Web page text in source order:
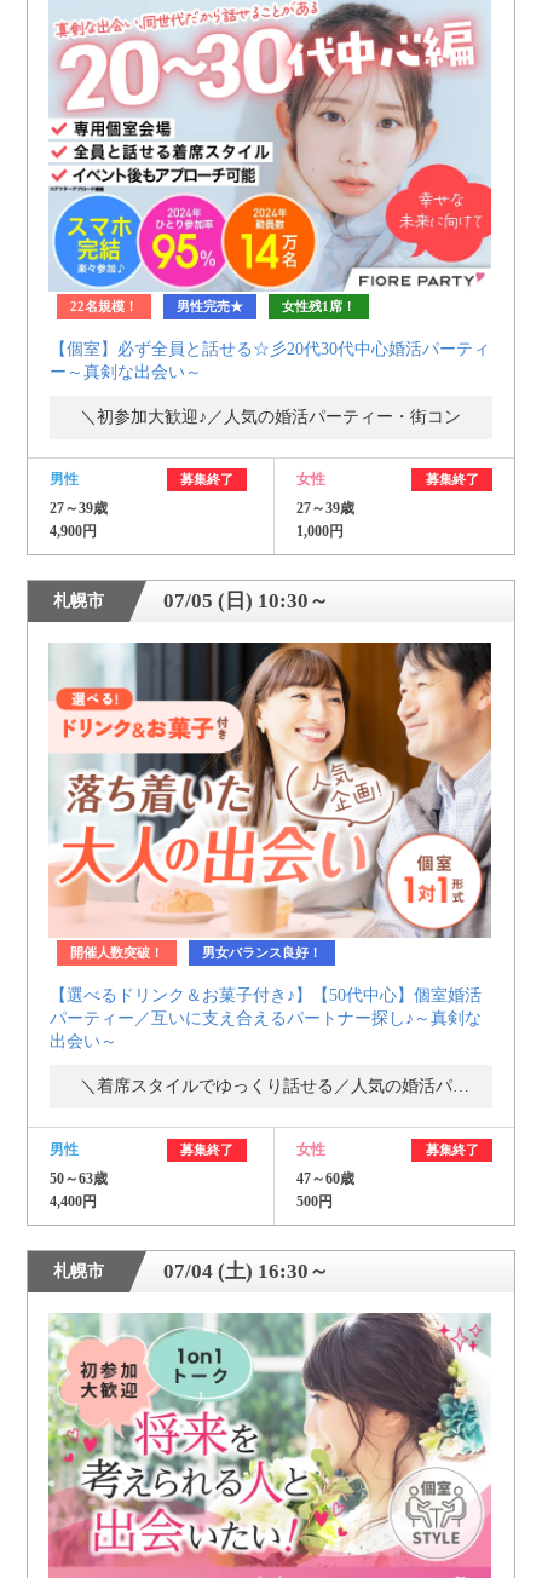
22名規模！ 男性完売★ 女性残1席！
【個室】必ず全員と話せる☆彡20代30代中心婚活パーティ
ー～真剣な出会い～
＼初参加大歓迎♪／人気の婚活パーティー・街コン
男性 募集終了
27～39歳
4,900円
女性 募集終了
27～39歳
1,000円
札幌市 07/05 (日) 10:30～
開催人数突破！ 男女バランス良好！
【選べるドリンク＆お菓子付き♪】【50代中心】個室婚活
パーティー／互いに支え合えるパートナー探し♪～真剣な
出会い～
男性 募集終了
50～63歳
4,400円
女性 募集終了
47～60歳
500円
札幌市 07/04 (土) 16:30～